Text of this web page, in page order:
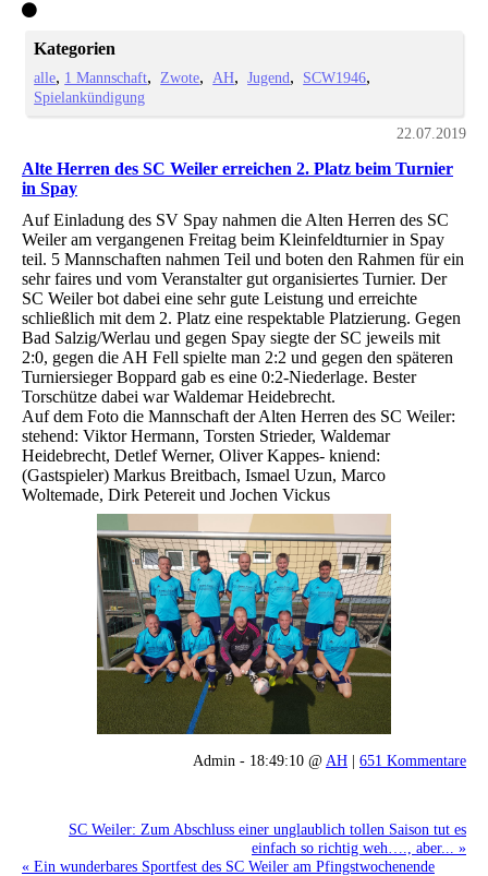
Kategorien
alle 1 Mannschaft Zwote AH Jugend
SCW1946
Spielankündigung
22.07.2019
Alte Herren des SC Weiler erreichen 2. Platz beim Turnier
in Spay
Auf Einladung des SV Spay nahmen die Alten Herren des SC
Weiler am vergangenen Freitag beim Kleinfeldturnier in Spay
teil. 5 Mannschaften nahmen Teil und boten den Rahmen für ein
sehr faires und vom Veranstalter gut organisiertes Turnier. Der
SC Weiler bot dabei eine sehr gute Leistung und erreichte
schließlich mit dem 2. Platz eine respektable Platzierung. Gegen
Bad Salzig/Werlau und gegen Spay siegte der SC jeweils mit
2:0, gegen die AH Fell spielte man 2:2 und gegen den späteren
Turniersieger Boppard gab es eine 0:2-Niederlage. Bester
Torschütze dabei war Waldemar Heidebrecht.
Auf dem Foto die Mannschaft der Alten Herren des SC Weiler:
stehend: Viktor Hermann, Torsten Strieder, Waldemar
Heidebrecht, Detlef Werner, Oliver Kappes- kniend:
(Gastspieler) Markus Breitbach, Ismael Uzun, Marco
Woltemade, Dirk Petereit und Jochen Vickus
Admin - 18:49:10 @ AH | 651 Kommentare
SC Weiler: Zum Abschluss einer unglaublich tollen Saison tut es
einfach so richtig weh…., aber... »
« Ein wunderbares Sportfest des SC Weiler am Pfingstwochenende